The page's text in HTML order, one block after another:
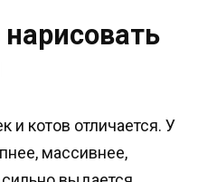
и котов отличается. У
массивнее,